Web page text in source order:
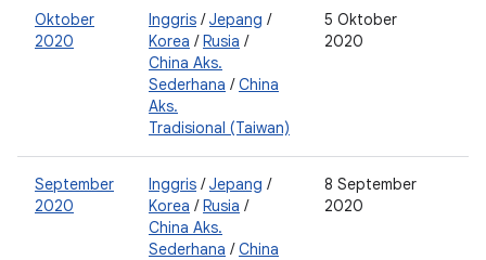
Oktober
2020
Inggris /Jepang /
Korea /Rusia /
China Aks.
Sederhana /China
Aks.
Tradisional (Taiwan)
5 Oktober
2020
September
2020
Inggris /Jepang /
Korea /Rusia /
China Aks.
Sederhana /China
8 September
2020